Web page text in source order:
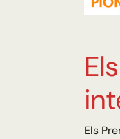
Els